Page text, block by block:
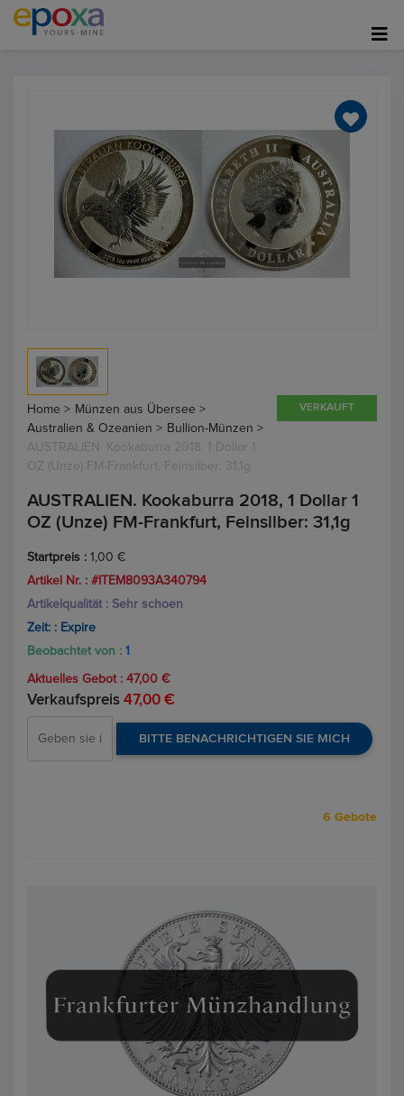
Home > Münzen aus Übersee >
Australien & Ozeanien > Bullion-Münzen >
AUSTRALIEN. Kookaburra 2018, 1 Dollar 1
OZ (Unze) FM-Frankfurt, Feinsilber: 31,1g
VERKAUFT
AUSTRALIEN. Kookaburra 2018, 1 Dollar 1
OZ (Unze) FM-Frankfurt, Feinsilber: 31,1g
Startpreis : 1,00 €
Artikel Nr. : #ITEM8093A340794
Artikelqualität : Sehr schoen
Zeit: : Expire
Beobachtet von : 1
Aktuelles Gebot : 47,00 €
Verkaufspreis 47,00 €
BITTE BENACHRICHTIGEN SIE MICH
6 Gebote